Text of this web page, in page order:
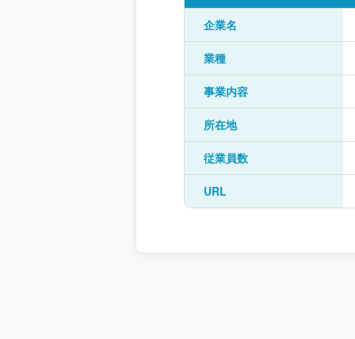
企業名
業種
事業内容
所在地
従業員数
URL